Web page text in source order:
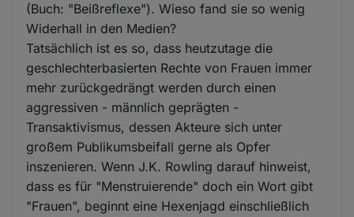
(Buch: "Beißreflexe"). Wieso fand sie so wenig
Widerhall in den Medien?
Tatsächlich ist es so, dass heutzutage die
geschlechterbasierten Rechte von Frauen immer
mehr zurückgedrängt werden durch einen
aggressiven - männlich geprägten -
Transaktivismus, dessen Akteure sich unter
großem Publikumsbeifall gerne als Opfer
inszenieren. Wenn J.K. Rowling darauf hinweist,
dass es für "Menstruierende" doch ein Wort gibt
"Frauen", beginnt eine Hexenjagd einschließlich